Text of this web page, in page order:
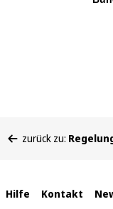
befinden
zurück zu:
Interne
Hilfe Kontakt